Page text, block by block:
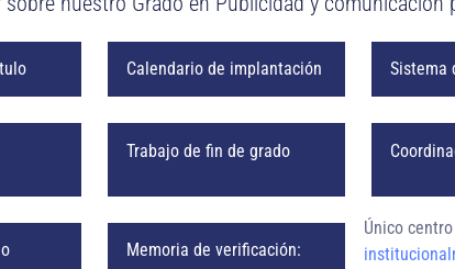
Calendario de implantación Sistema
Trabajo de fin de grado
Memoria de verificación:
Único